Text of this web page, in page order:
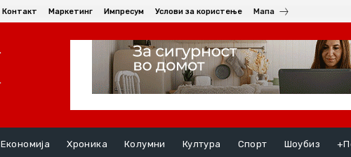
Контакт Маркетинг Импресум Услови за користење Мапа
Економија Хроника Колумни Култура Спорт Шоубиз